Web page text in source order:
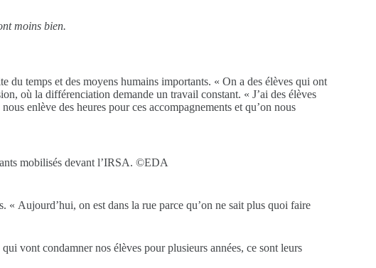
moins bien.
du temps et des moyens humains importants. « On a des élèves qui ont
où la différenciation demande un travail constant. « J’ai des élèves
enlève des heures pour ces accompagnements et qu’on nous
mobilisés devant l’IRSA. ©EDA
« Aujourd’hui, on est dans la rue parce qu’on ne sait plus quoi faire
vont condamner nos élèves pour plusieurs années, ce sont leurs